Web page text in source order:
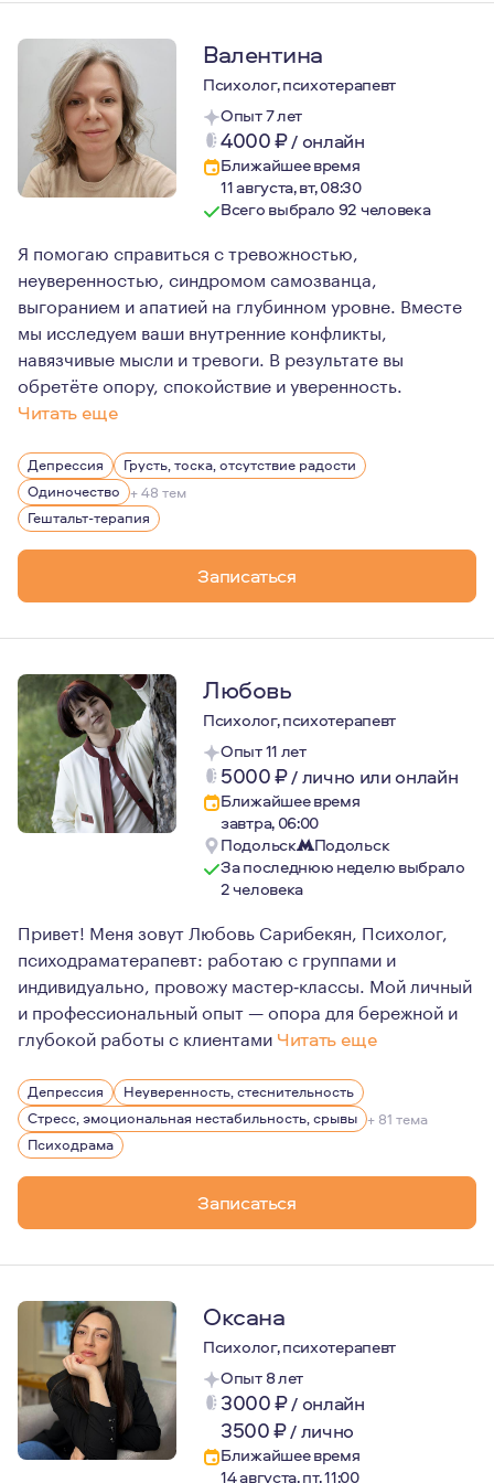
Валентина
Психолог, психотерапевт
Опыт 7 лет
4000₽/ онлайн
Ближайшее время
11 августа, вт, 08:30
Всего выбрало 92 человека
Я помогаю справиться с тревожностью,
неуверенностью, синдромом самозванца,
выгоранием и апатией на глубинном уровне. Вместе
мы исследуем ваши внутренние конфликты,
навязчивые мысли и тревоги. В результате вы
обретёте опору, спокойствие и уверенность.
Читать еще
Моя роль — не давать решения, а помочь вам
Депрессия
Грусть, тоска, отсутствие радости
Одиночество + 48 тем
Гештальт-терапия
Записаться
Любовь
Психолог, психотерапевт
Опыт 11 лет
5000₽/лично или онлайн
Ближайшее время
завтра, 06:00
Подольск
Подольск
За последнюю неделю выбрало
2 человека
Привет! Меня зовут Любовь Сарибекян, Психолог,
психодраматерапевт: работаю с группами и
индивидуально, провожу мастер‑классы. Мой личный
и профессиональный опыт — опора для бережной и
глубокой работы с клиентами Читать еще
За 10 лет работы в психологии, включая практику в
Депрессия
Неуверенность, стеснительность
Стресс, эмоциональная нестабильность, срывы + 81 тема
Психодрама
Записаться
Оксана
Психолог, психотерапевт
Опыт 8 лет
3000₽/ онлайн
3500₽/лично
Ближайшее время
14 августа, пт, 11:00